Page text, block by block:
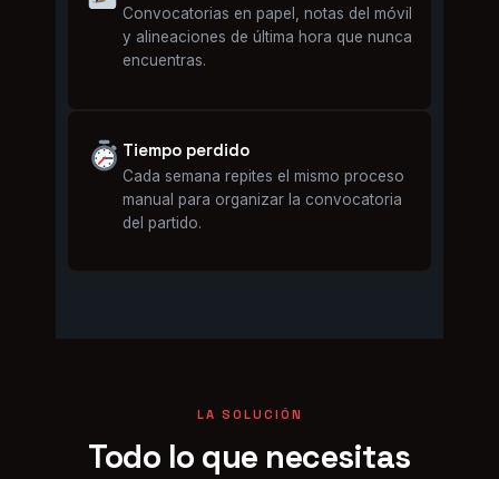
Convocatorias en papel, notas del móvil
y alineaciones de última hora que nunca
encuentras.
Tiempo perdido
Cada semana repites el mismo proceso
manual para organizar la convocatoria
del partido.
LA SOLUCIÓN
Todo lo que necesitas